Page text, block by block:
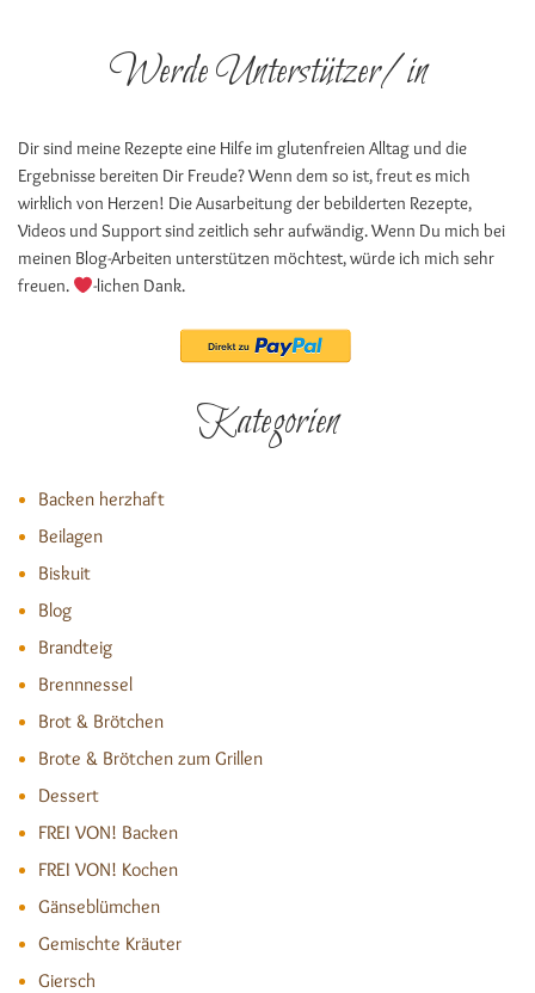
Werde Unterstützer/in
Dir sind meine Rezepte eine Hilfe im glutenfreien Alltag und die
Ergebnisse bereiten Dir Freude? Wenn dem so ist, freut es mich
wirklich von Herzen! Die Ausarbeitung der bebilderten Rezepte,
Videos und Support sind zeitlich sehr aufwändig. Wenn Du mich bei
meinen Blog-Arbeiten unterstützen möchtest, würde ich mich sehr
freuen.
-lichen Dank.
Kategorien
Backen herzhaft
Beilagen
Biskuit
Blog
Brandteig
Brennnessel
Brot & Brötchen
Brote & Brötchen zum Grillen
Dessert
FREI VON! Backen
FREI VON! Kochen
Gänseblümchen
Gemischte Kräuter
Giersch